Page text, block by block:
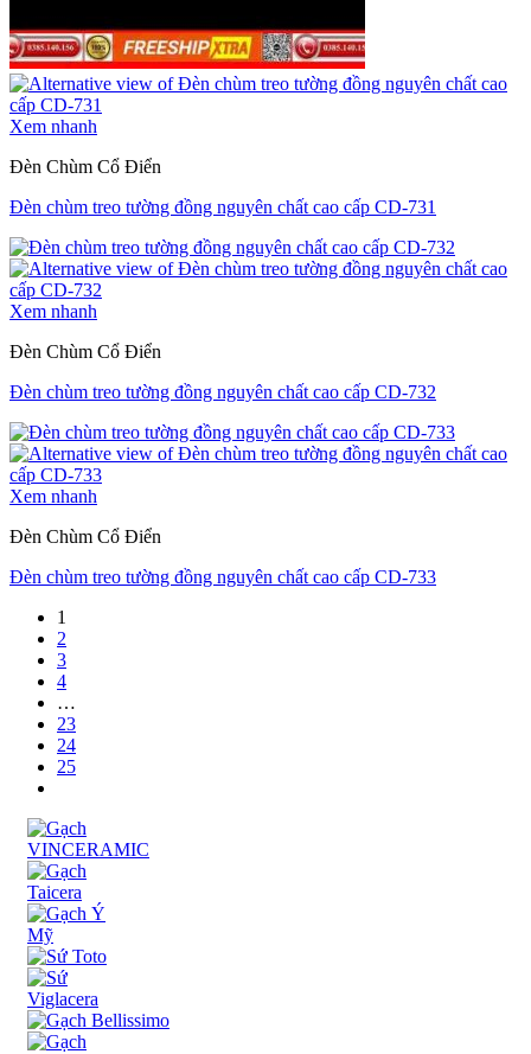
Xem nhanh
Đèn Chùm Cổ Điển
Đèn chùm treo tường đồng nguyên chất cao cấp CD-731
Xem nhanh
Đèn Chùm Cổ Điển
Đèn chùm treo tường đồng nguyên chất cao cấp CD-732
Xem nhanh
Đèn Chùm Cổ Điển
Đèn chùm treo tường đồng nguyên chất cao cấp CD-733
1
2
3
4
…
23
24
25